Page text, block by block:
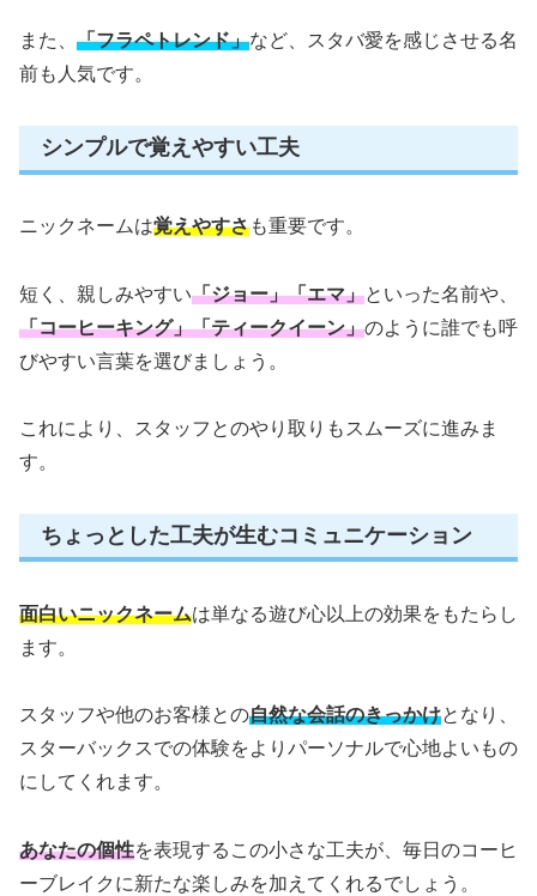
また、 「フラペトレンド」など、スタバ愛を感じさせる名
前も人気です。
シンプルで覚えやすい工夫
ニックネームは覚えやすさも重要です。
短く、親しみやすい「ジョー」「エマ」といった名前や、
「コーヒーキング」「ティークイーン」のように誰でも呼
びやすい言葉を選びましょう。
これにより、スタッフとのやり取りもスムーズに進みま
す。
ちょっとした工夫が生むコミュニケーション
面白いニックネームは単なる遊び心以上の効果をもたらし
ます。
スタッフや他のお客様との自然な会話のきっかけとなり、
スターバックスでの体験をよりパーソナルで心地よいもの
にしてくれます。
あなたの個性を表現するこの小さな工夫が、毎日のコーヒ
ーブレイクに新たな楽しみを加えてくれるでしょう。